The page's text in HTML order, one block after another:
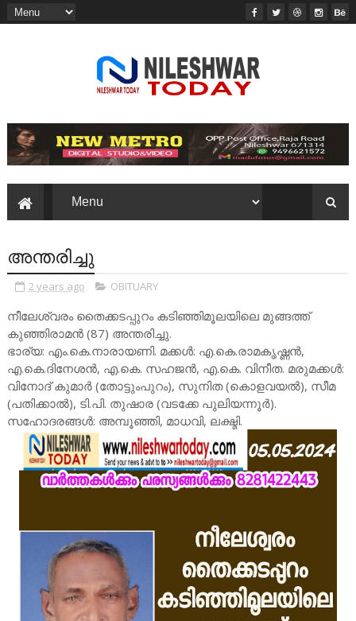
അന്തരിച്ചു
2 years ago OBITUARY
നീലേശ്വരം തൈക്കടപ്പുറം കടിഞ്ഞിമൂലയിലെ മുങ്ങത്ത്
കുഞ്ഞിരാമൻ (87) അന്തരിച്ചു.
ഭാര്യ: എം.കെ.നാരായണി. മക്കൾ: എ.കെ.രാമകൃഷ്ണൻ,
എ.കെ.ദിനേശൻ, എ.കെ. സഹജൻ, എ.കെ. വിനീത. മരുമക്കൾ:
വിനോദ് കുമാർ (തോട്ടുംപുറം), സുനിത (കൊളവയൽ), സീമ
(പതിക്കാൽ), ടി.പി. തുഷാര (വടക്കേ പുലിയന്നൂർ).
സഹോദരങ്ങൾ: അമ്പൂഞ്ഞി, മാധവി, ലക്ഷ്മി.